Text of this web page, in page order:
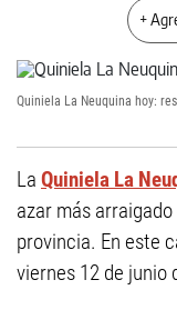
+
Quiniela La Neuquina hoy:
La Quiniela La
azar más
provincia. En este
viernes 12 de junio